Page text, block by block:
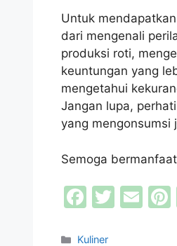
Untuk
dari mengenali
produksi roti,
keuntungan yang
mengetahui
Jangan lupa,
yang mengonsumsi
Semoga
F
T
E
Kategori
Kuliner